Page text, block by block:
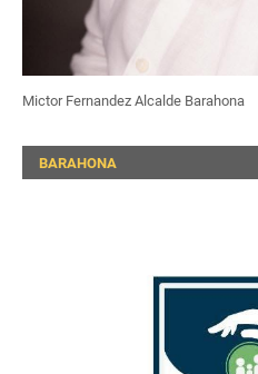
Mictor Fernandez Alcalde Barahona
BARAHONA